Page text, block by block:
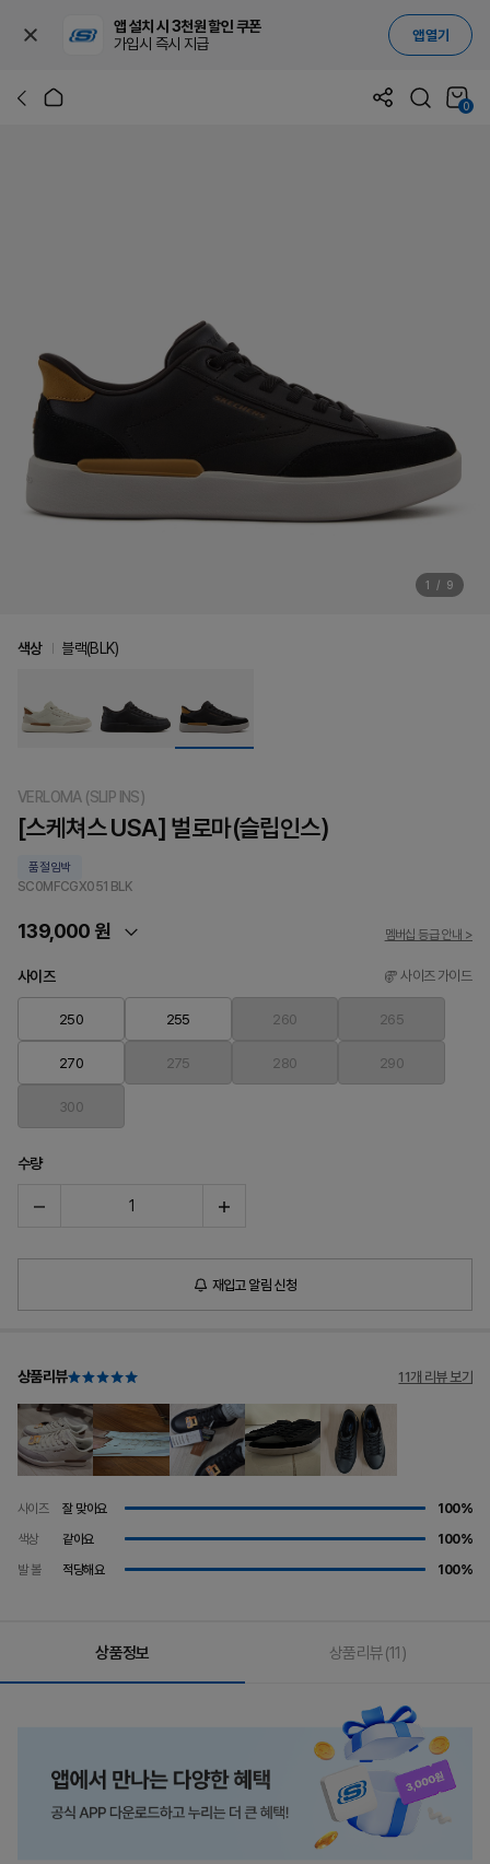
앱 설치 시 3천원 할인 쿠폰
가입시 즉시 지급
앱 열기
0
1 / 9
VERLOMA (SLIP INS)
[스케쳐스 USA] 벌로마(슬립인스)
품절임박
SC0MFCGX051 BLK
139,000 원 멤버십 등급 안내 >
색상 블랙(BLK)
사이즈 사이즈 가이드
250 255 260 265
270 275 280 290
300
수량
재입고 알림 신청
상품리뷰 11개 리뷰 보기
사이즈 잘 맞아요
100%
색상
같아요
100%
발 볼
적당해요 100%
상품정보 상품리뷰(11)